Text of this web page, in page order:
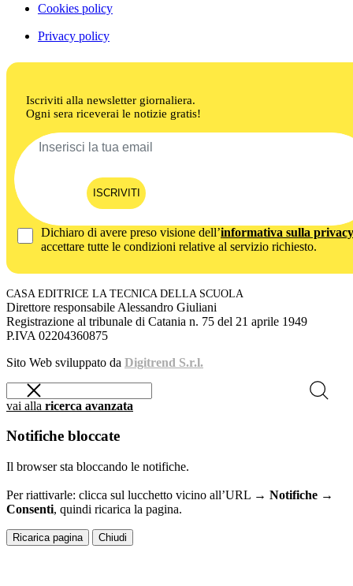
Cookies policy
Privacy policy
Iscriviti alla newsletter giornaliera.
Ogni sera riceverai le notizie gratis!
ISCRIVITI
Dichiaro di avere preso visione dell’informativa sulla privacy
accettare tutte le condizioni relative al servizio richiesto.
CASA EDITRICE LA TECNICA DELLA SCUOLA
Direttore responsabile Alessandro Giuliani
Registrazione al tribunale di Catania n. 75 del 21 aprile 1949
P.IVA 02204360875
Sito Web sviluppato da Digitrend S.r.l.
vai alla ricerca avanzata
Notifiche bloccate
Il browser sta bloccando le notifiche.
Per riattivarle: clicca sul lucchetto vicino all’URL → Notifiche →
Consenti, quindi ricarica la pagina.
Ricarica pagina Chiudi